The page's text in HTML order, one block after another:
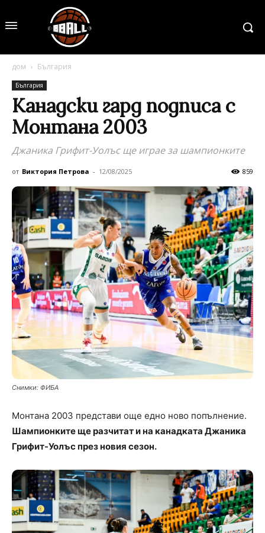
дом България
България
Канадски гард подписа с
Монтана 2003
Джаника Грифит-Уолъс ще играе за шампионките
от Виктория Петрова - 12/08/2025 859
Снимки: ФИБА
Монтана 2003 представи още едно ново попълнение.
Шампионките ще разчитат и на канадката Джаника
Грифит-Уолъс през новия сезон.